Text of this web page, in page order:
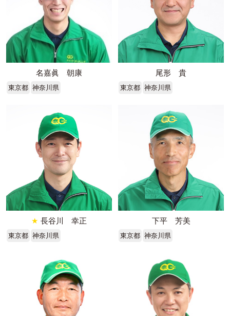
名嘉眞 朝康
東京都 神奈川県
尾形 貴
東京都 神奈川県
★ 長谷川 幸正
東京都 神奈川県
下平 芳美
東京都 神奈川県